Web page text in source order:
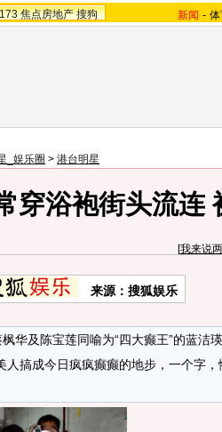
焦点房地产 搜狗 新闻 -
_娱乐圈 > 港台明星
穿浴袍街头流连
[我来说
来源：搜狐娱乐
华及陈宝莲同喻为“四大癫王”的蓝洁
人搞成今日疯疯癫癫的地步，一个字，